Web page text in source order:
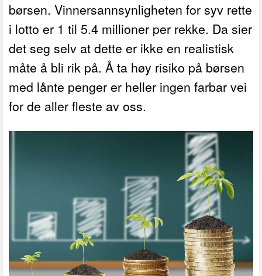
børsen. Vinnersannsynligheten for syv rette
i lotto er 1 til 5.4 millioner per rekke. Da sier
det seg selv at dette er ikke en realistisk
måte å bli rik på. Å ta høy risiko på børsen
med lånte penger er heller ingen farbar vei
for de aller fleste av oss.